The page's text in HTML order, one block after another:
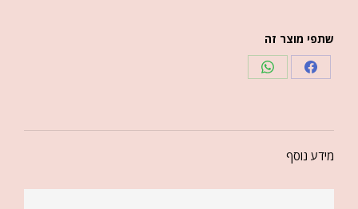
שתפי מוצר זה
מידע נוסף